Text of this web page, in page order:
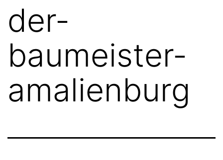
der-
baumeister-
amalienburg